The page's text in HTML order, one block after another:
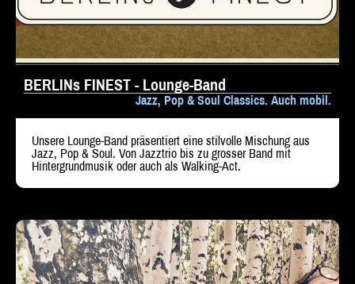
BERLINs FINEST - Lounge-Band
Jazz, Pop & Soul Classics. Auch mobil.
Unsere Lounge-Band präsentiert eine stilvolle Mischung aus
Jazz, Pop & Soul. Von Jazztrio bis zu grosser Band mit
Hintergrundmusik oder auch als Walking-Act.